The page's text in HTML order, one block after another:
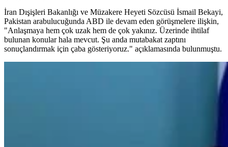
İran Dışişleri Bakanlığı ve Müzakere Heyeti Sözcüsü İsmail Bekayi,
Pakistan arabulucuğunda ABD ile devam eden görüşmelere ilişkin,
"Anlaşmaya hem çok uzak hem de çok yakınız. Üzerinde ihtilaf
bulunan konular hala mevcut. Şu anda mutabakat zaptını
sonuçlandırmak için çaba gösteriyoruz." açıklamasında bulunmuştu.